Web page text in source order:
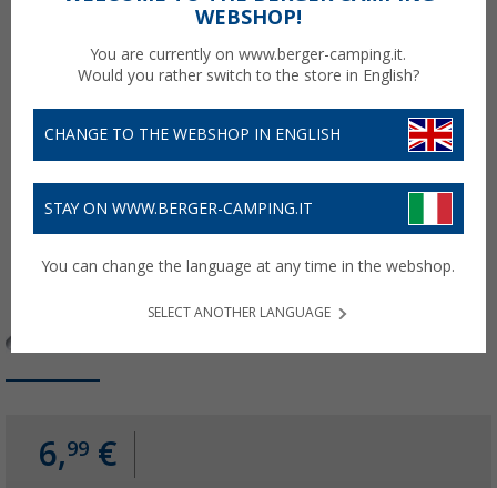
6,99 €
WEBSHOP!
You are currently on www.berger-camping.it.
Would you rather switch to the store in English?
CHANGE TO THE WEBSHOP IN ENGLISH
STAY ON WWW.BERGER-CAMPING.IT
You can change the language at any time in the webshop.
SELECT ANOTHER LANGUAGE